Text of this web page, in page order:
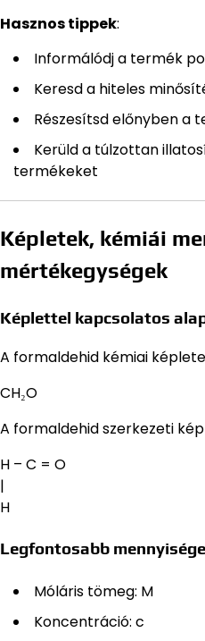
Hasznos tippek:
Informálódj a termék
Keresd a hiteles
Részesítsd előnyben a
Kerüld a túlzottan
termékeket
Képletek, kémiái
mértékegységek
Képlettel kapcsolatos
A formaldehid kémiai
CH₂O
A formaldehid szerkezeti
H – C = O
|
H
Legfontosabb
Móláris tömeg: M
Koncentráció: c